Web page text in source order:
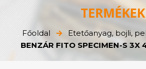
TERMÉKEK
Főoldal
Etetőanyag, bojli,
BENZÁR FITO SPECIMEN-S 3X